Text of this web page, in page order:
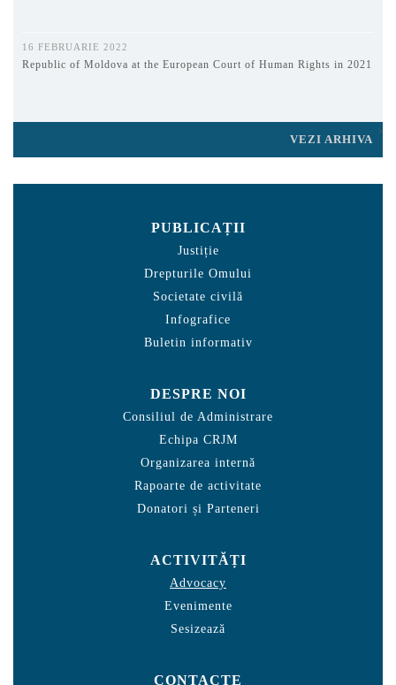
16 FEBRUARIE 2022
Republic of Moldova at the European Court of Human Rights in 2021
VEZI ARHIVA
PUBLICAȚII
Justiție
Drepturile Omului
Societate civilă
Infografice
Buletin informativ
DESPRE NOI
Consiliul de Administrare
Echipa CRJM
Organizarea internă
Rapoarte de activitate
Donatori și Parteneri
ACTIVITĂȚI
Advocacy
Evenimente
Sesizează
CONTACTE